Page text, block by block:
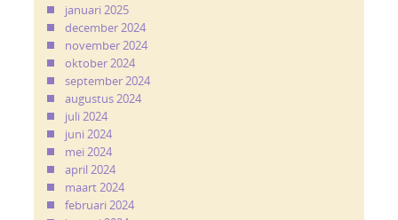
januari 2025
december 2024
november 2024
oktober 2024
september 2024
augustus 2024
juli 2024
juni 2024
mei 2024
april 2024
maart 2024
februari 2024